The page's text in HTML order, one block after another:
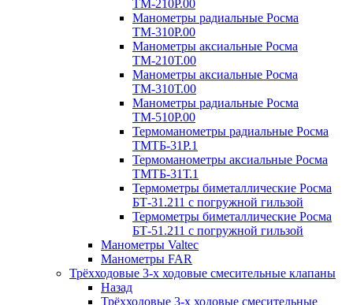
ТМ-210P.00
Манометры радиальные Росма
ТМ-310P.00
Манометры аксиальные Росма
ТМ-210Т.00
Манометры аксиальные Росма
ТМ-310Т.00
Манометры радиальные Росма
ТМ-510P.00
Термоманометры радиальные Росма
ТМТБ-31P.1
Термоманометры аксиальные Росма
ТМТБ-31Т.1
Термометры биметаллические Росма
БТ-31.211 с погружной гильзой
Термометры биметаллические Росма
БТ-51.211 с погружной гильзой
Манометры Valtec
Манометры FAR
Трёхходовые 3-х ходовые смесительные клапаны
Назад
Трёхходовые 3-х ходовые смесительные